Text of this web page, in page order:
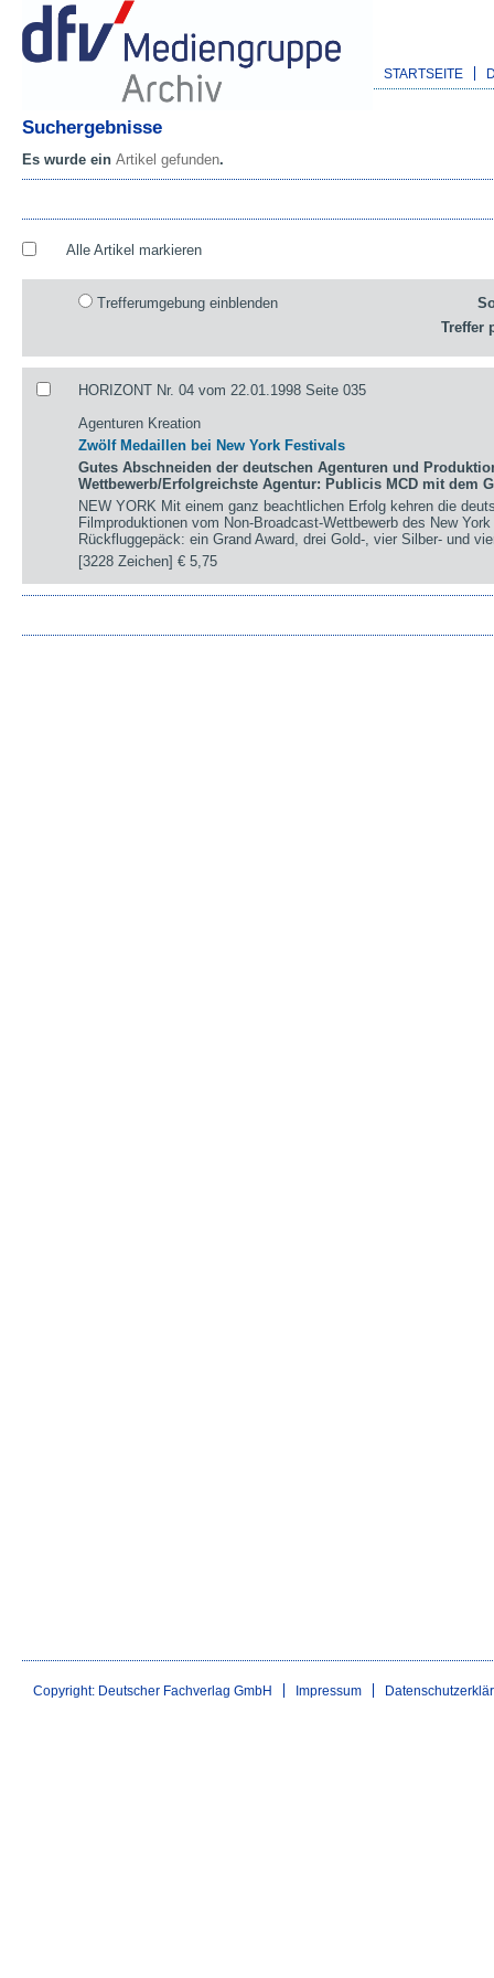
STARTSEITE
Suchergebnisse
Es wurde ein Artikel gefunden.
Alle Artikel markieren
Trefferumgebung einblenden
Treffer
HORIZONT Nr. 04 vom 22.01.1998 Seite 035
Agenturen Kreation
Zwölf Medaillen bei New York Festivals
Gutes Abschneiden der deutschen Agenturen und
Wettbewerb/Erfolgreichste Agentur: Publicis MCD mit dem
NEW YORK Mit einem ganz beachtlichen Erfolg kehren die
Filmproduktionen vom Non-Broadcast-Wettbewerb des New
Rückfluggepäck: ein Grand Award, drei Gold-, vier Silber- und
[3228 Zeichen]€ 5,75
Copyright: Deutscher Fachverlag GmbH Impressum